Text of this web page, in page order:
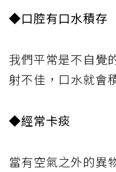
◆口腔有口水積存
我們平常是不自覺
射不佳，口水就會
◆經常卡痰
當有空氣之外的異